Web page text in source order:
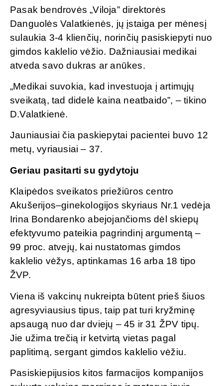
Pasak bendrovės „Viloja” direktorės
Danguolės Valatkienės, jų įstaiga per mėnesį
sulaukia 3-4 klienčių, norinčių pasiskiepyti nuo
gimdos kaklelio vėžio. Dažniausiai medikai
atveda savo dukras ar anūkes.
„Medikai suvokia, kad investuoja į artimųjų
sveikatą, tad didelė kaina neatbaido”, – tikino
D.Valatkienė.
Jauniausiai čia paskiepytai pacientei buvo 12
metų, vyriausiai – 37.
Geriau pasitarti su gydytoju
Klaipėdos sveikatos priežiūros centro
Akušerijos–ginekologijos skyriaus Nr.1 vedėja
Irina Bondarenko abejojančioms dėl skiepų
efektyvumo pateikia pagrindinį argumentą –
99 proc. atvejų, kai nustatomas gimdos
kaklelio vėžys, aptinkamas 16 arba 18 tipo
ŽVP.
Viena iš vakcinų nukreipta būtent prieš šiuos
agresyviausius tipus, taip pat turi kryžminę
apsaugą nuo dar dviejų – 45 ir 31 ŽPV tipų.
Jie užima trečią ir ketvirtą vietas pagal
paplitimą, sergant gimdos kaklelio vėžiu.
Pasiskiepijusios kitos farmacijos kompanijos